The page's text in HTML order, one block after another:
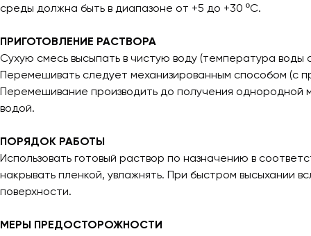
среды должна быть в диапазоне от +5 до +30 ºС.
ПРИГОТОВЛЕНИЕ РАСТВОРА
Сухую смесь высыпать в чистую воду (температура воды
Перемешивать следует механизированным способом (с
Перемешивание производить до получения однородной
водой.
ПОРЯДОК РАБОТЫ
Использовать готовый раствор по назначению в
накрывать пленкой, увлажнять. При быстром высыхании
поверхности.
МЕРЫ ПРЕДОСТОРОЖНОСТИ